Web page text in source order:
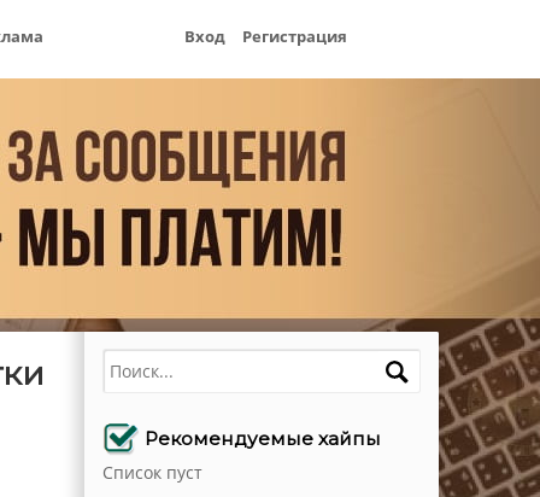
Вход Регистрация
Поиск
Рекомендуемые хайпы
Список пуст